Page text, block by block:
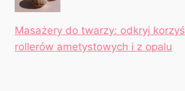
Masażery do twarzy: odkryj
rollerów ametystowych i z opalu